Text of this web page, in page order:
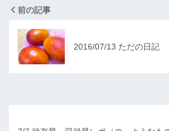
前の記事
2016/07/13 ただの日記